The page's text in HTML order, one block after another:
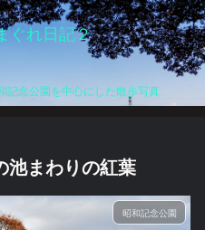
ぐれ日記２
記念公園を中心にした散歩写真
まわりの紅葉
昭和記念公園